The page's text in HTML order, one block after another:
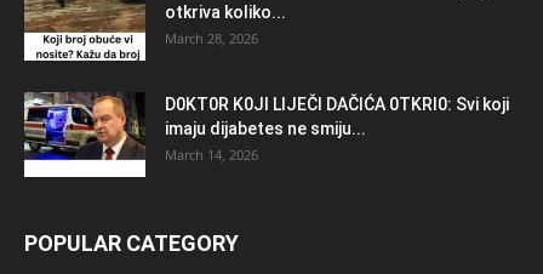
otkriva koliko...
March 28, 2026
D0KT0R K0Jl LlJEČl DAČlĆA 0TKRl0: Svi koji
imaju dijabetes ne smiju...
March 14, 2026
POPULAR CATEGORY